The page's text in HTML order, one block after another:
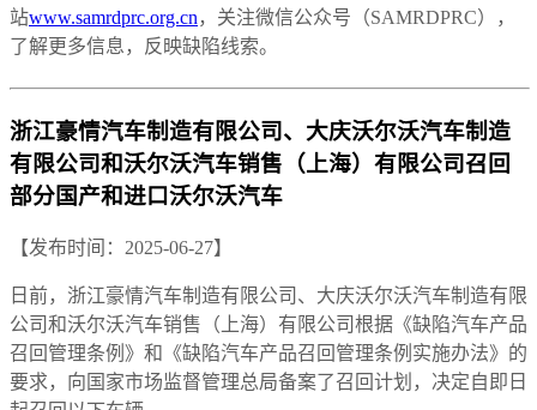
站www.samrdprc.org.cn ，关注微信公众号（SAMRDPRC），
了解更多信息，反映缺陷线索。
浙江豪情汽车制造有限公司、大庆沃尔沃汽车制造
有限公司和沃尔沃汽车销售（上海）有限公司召回
部分国产和进口沃尔沃汽车
【发布时间：2025-06-27】
日前，浙江豪情汽车制造有限公司、大庆沃尔沃汽车制造有限
公司和沃尔沃汽车销售（上海）有限公司根据《缺陷汽车产品
召回管理条例》和《缺陷汽车产品召回管理条例实施办法》的
要求，向国家市场监督管理总局备案了召回计划，决定自即日